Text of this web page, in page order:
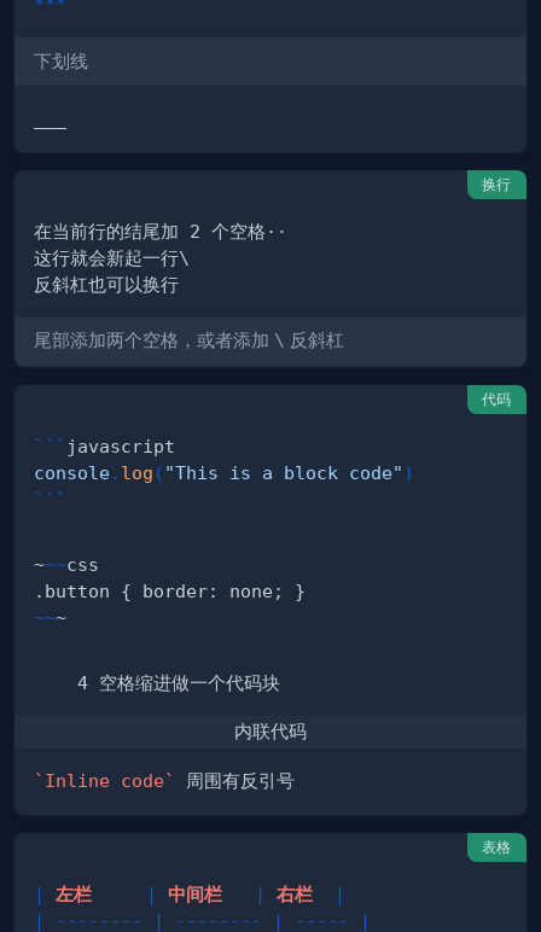
***
下划线
换行
尾部添加两个空格，或者添加 \ 反斜杠
代码
``` javascript
console. log ( "This is a block code" )
```
~~~
~~
内联代码
`Inline code`
表格
| 左栏 | 中间栏 | 右栏
|
|
-------- | -------- | -----
|